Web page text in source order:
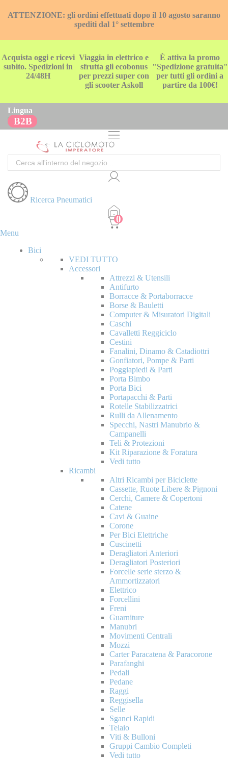
ATTENZIONE: gli ordini effettuati dopo il 10 agosto saranno
spediti dal 1° settembre
Acquista oggi e ricevi
subito. Spedizioni in
24/48H
Viaggia in elettrico e
sfrutta gli ecobonus
per prezzi super con
gli scooter Askoll
È attiva la promo
"Spedizione gratuita"
per tutti gli ordini a
partire da 100€!
Lingua
B2B
Cerca
Ricerca Pneumatici
Menu
Bici
VEDI TUTTO
Accessori
Attrezzi & Utensili
Antifurto
Borracce & Portaborracce
Borse & Bauletti
Computer & Misuratori Digitali
Caschi
Cavalletti Reggiciclo
Cestini
Fanalini, Dinamo & Catadiottri
Gonfiatori, Pompe & Parti
Poggiapiedi & Parti
Porta Bimbo
Porta Bici
Portapacchi & Parti
Rotelle Stabilizzatrici
Rulli da Allenamento
Specchi, Nastri Manubrio &
Campanelli
Teli & Protezioni
Kit Riparazione & Foratura
Vedi tutto
Ricambi
Altri Ricambi per Biciclette
Cassette, Ruote Libere & Pignoni
Cerchi, Camere & Copertoni
Catene
Cavi & Guaine
Corone
Per Bici Elettriche
Cuscinetti
Deragliatori Anteriori
Deragliatori Posteriori
Forcelle serie sterzo &
Ammortizzatori
Elettrico
Forcellini
Freni
Guarniture
Manubri
Movimenti Centrali
Mozzi
Carter Paracatena & Paracorone
Parafanghi
Pedali
Pedane
Raggi
Reggisella
Selle
Sganci Rapidi
Telaio
Viti & Bulloni
Gruppi Cambio Completi
Vedi tutto